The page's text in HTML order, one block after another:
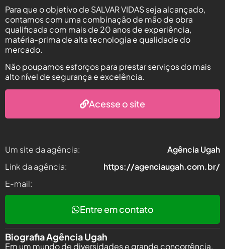
Para que o objetivo de SALVAR VIDAS seja alcançado,
contamos com uma combinação de mão de obra
qualificada com mais de 20 anos de experiência,
matéria-prima de alta tecnologia e qualidade do
mercado.
Não poupamos esforços para prestar serviços do mais
alto nível de segurança e excelência.
Acesse o site
Um site da agência:
Agência Ugah
Link da agência:
https://agenciaugah.com.br/
E-mail:
Entre em contato
Biografia Agência Ugah
Em um mundo de diversidades e grande concorrência,